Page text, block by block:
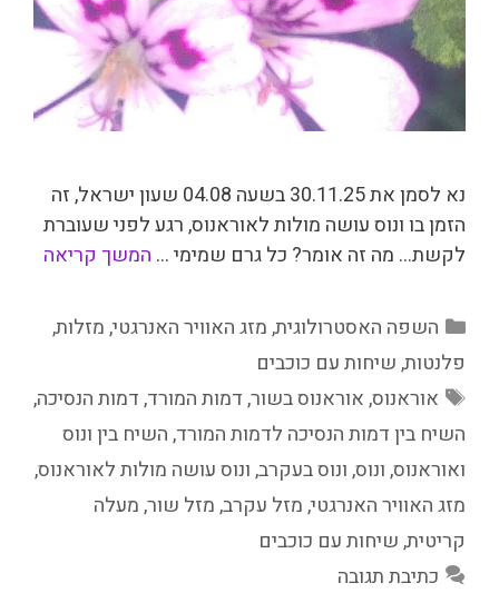
נא לסמן את 30.11.25 בשעה 04.08 שעון ישראל, זה
הזמן בו ונוס עושה מולות לאוראנוס, רגע לפני שעוברת
לקשת… מה זה אומר? כל גרם שמימי … המשך קריאה
קטגוריות
השפה האסטרולוגית,מזג האוויר האנרגטי,מזלות,
פלנטות,שיחות עם כוכבים
תגיות
אוראנוס,אוראנוס בשור,דמות המורד,דמות הנסיכה,
השיח בין דמות הנסיכה לדמות המורד,השיח בין ונוס
ואוראנוס,ונוס,ונוס בעקרב,ונוס עושה מולות לאוראנוס,
מזג האוויר האנרגטי,מזל עקרב,מזל שור,מעלה
קריטית,שיחות עם כוכבים
כתיבת תגובה